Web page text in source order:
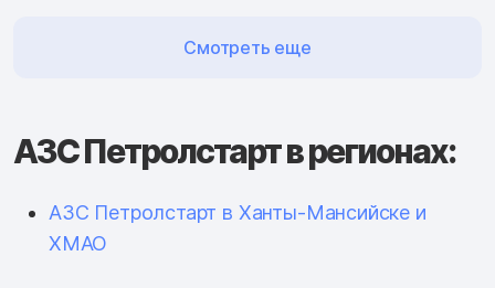
Смотреть еще
АЗС Петролстарт в регионах:
АЗС Петролстарт в Ханты-Мансийске и
ХМАО